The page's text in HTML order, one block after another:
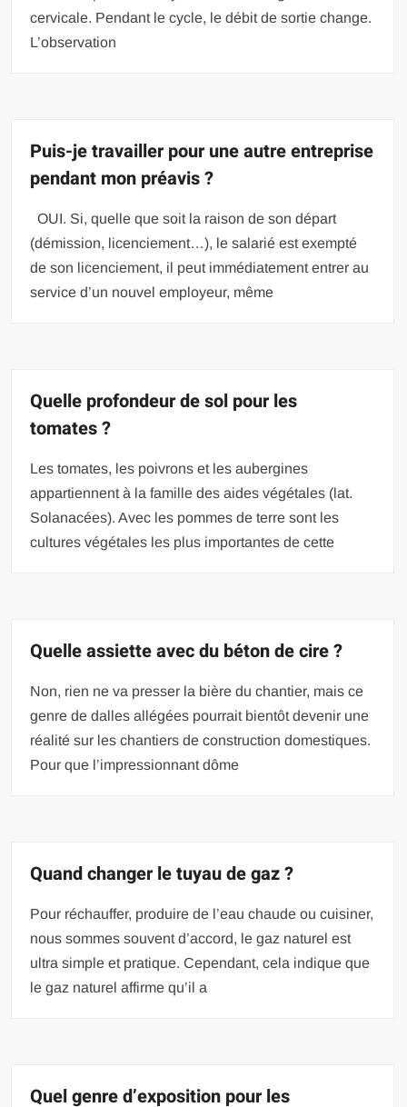
cervicale. Pendant le cycle, le débit de sortie change.
L’observation
Puis-je travailler pour une autre entreprise
pendant mon préavis ?
OUI. Si, quelle que soit la raison de son départ
(démission, licenciement…), le salarié est exempté
de son licenciement, il peut immédiatement entrer au
service d’un nouvel employeur, même
Quelle profondeur de sol pour les
tomates ?
Les tomates, les poivrons et les aubergines
appartiennent à la famille des aides végétales (lat.
Solanacées). Avec les pommes de terre sont les
cultures végétales les plus importantes de cette
Quelle assiette avec du béton de cire ?
Non, rien ne va presser la bière du chantier, mais ce
genre de dalles allégées pourrait bientôt devenir une
réalité sur les chantiers de construction domestiques.
Pour que l’impressionnant dôme
Quand changer le tuyau de gaz ?
Pour réchauffer, produire de l’eau chaude ou cuisiner,
nous sommes souvent d’accord, le gaz naturel est
ultra simple et pratique. Cependant, cela indique que
le gaz naturel affirme qu’il a
Quel genre d’exposition pour les